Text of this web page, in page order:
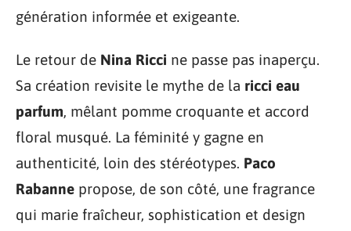
génération informée et exigeante.
Le retour de Nina Ricci ne passe pas inaperçu.
Sa création revisite le mythe de la ricci eau
parfum, mêlant pomme croquante et accord
floral musqué. La féminité y gagne en
authenticité, loin des stéréotypes. Paco
Rabanne propose, de son côté, une fragrance
qui marie fraîcheur, sophistication et design